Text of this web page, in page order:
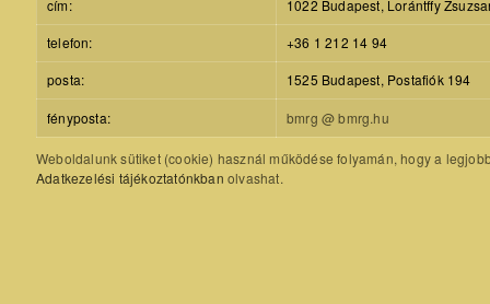
cím:
1022 Budapest, Lorántffy
telefon:
+36 1 212 14 94
posta:
1525 Budapest, Postafiók 194
fényposta: bmrg @ bmrg.hu
Weboldalunk sütiket (cookie) használ működése folyamán, hogy a
Adatkezelési tájékoztatónkban olvashat.